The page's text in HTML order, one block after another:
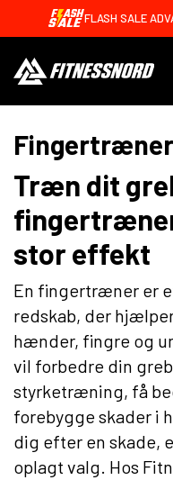
Skip to main contentOREO BARS MED
Fingertræner
Træn dit
stor effekt
En fingertræner er
redskab, der
hænder, fingre og
vil forbedre din
styrketræning, få
forebygge skader i
dig efter en skade,
oplagt valg. Hos